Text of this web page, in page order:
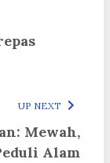
UP NEXT
Mewah,
Alam